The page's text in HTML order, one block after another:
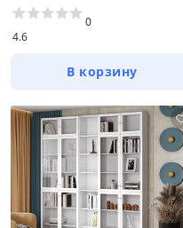
4.6
0
В корзину